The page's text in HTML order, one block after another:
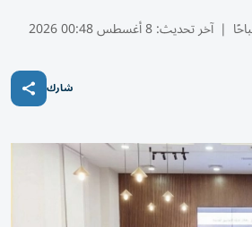
| آخر تحديث:8 أغسطس 00:48 2026
شارك